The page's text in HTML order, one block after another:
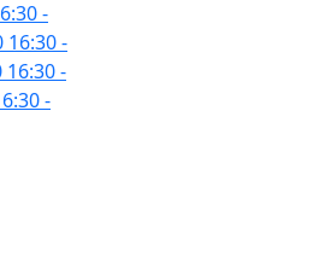
-
16:30-
16:30-
-